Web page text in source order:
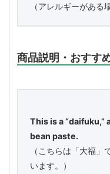
（アレルギーがある
商品説明・おすす
This is a
bean paste.
（こちらは「大福
います。）